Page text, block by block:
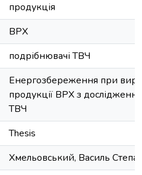
продукція
ВРХ
подрібнювачі ТВЧ
Енергозбереження при
продукції ВРХ з
ТВЧ
Thesis
Хмельовський, Василь